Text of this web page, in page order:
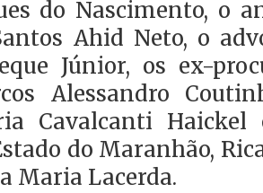
do Nascimento, o
Ahid Neto, o
Júnior, os ex-
Alessandro
Cavalcanti Haickel
do Maranhão,
Maria Lacerda.